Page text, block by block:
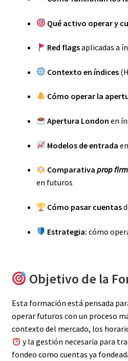
Qué activo operar y
Red flagsaplicadas a
Contexto en índices
Cómo operar la
Apertura London en
Modelos de entrada
Comparativa prop
en futuros
Cómo pasar cuentas
Estrategia: cómo
Objetivo de la
Esta formación está pensada
operar futuros con un proceso
contexto del mercado, los
y la gestión necesaria para
fondeo como cuentas ya